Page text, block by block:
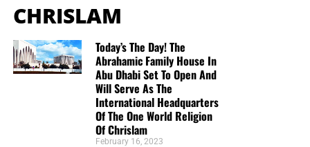
CHRISLAM
Today’s The Day! The
Abrahamic Family House In
Abu Dhabi Set To Open And
Will Serve As The
International Headquarters
Of The One World Religion
Of Chrislam
February 16, 2023